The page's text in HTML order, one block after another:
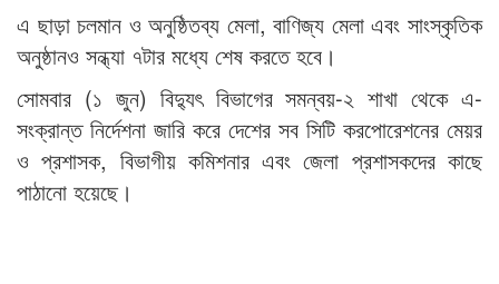
এ ছাড়া চলমান ও অনুষ্ঠিতব্য মেলা, বাণিজ্য মেলা এবং সাংস্কৃতিক
অনুষ্ঠানও সন্ধ্যা ৭টার মধ্যে শেষ করতে হবে।
সোমবার (১ জুন) বিদ্যুৎ বিভাগের সমন্বয়-২ শাখা থেকে এ-
সংক্রান্ত নির্দেশনা জারি করে দেশের সব সিটি করপোরেশনের মেয়র
ও প্রশাসক, বিভাগীয় কমিশনার এবং জেলা প্রশাসকদের কাছে
পাঠানো হয়েছে।